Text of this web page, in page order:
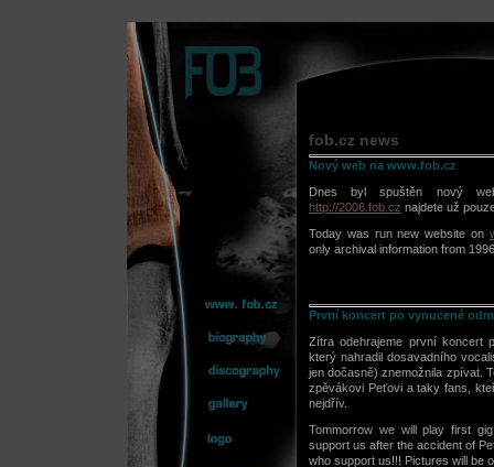
fob.cz news
Nový web na www.fob.cz
Dnes byl spuštěn nový
http://2006.fob.cz najdete už
Today was run new website on
only archival information from
První koncert po vynucené
Zítra odehrajeme první koncert
který nahradil dosavadního
jen dočasně) znemožnila zpívat.
zpěvákovi Peťovi a taky fans,
nejdřív.
Tommorrow we will play first
support us after the accident of
who support us!!! Pictures will be